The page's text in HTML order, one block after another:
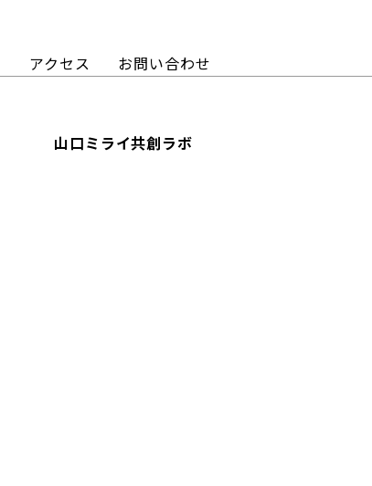
アクセス お問い合わせ
山口ミライ共創ラボ